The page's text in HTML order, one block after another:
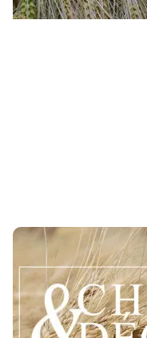
Conduite du blé
ses interventions
Retrouvez toutes les
région en matière de